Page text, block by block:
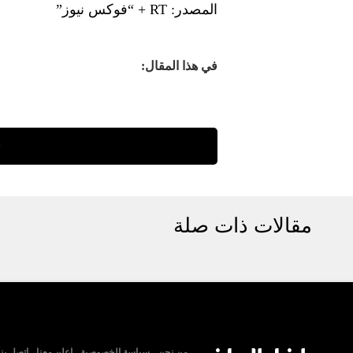
المصدر: RT + “فوكس نيوز”
في هذا المقال:
مقالات ذات صلة